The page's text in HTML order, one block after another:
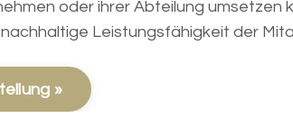
oder ihrer Abteilung umsetzen
Leistungsfähigkeit der
»